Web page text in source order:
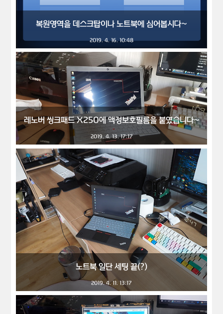
복원영역을 데스크탑이나 노트북에 심어봅시다~
2019. 4. 16. 10:48
레노버 씽크패드 X250에 액정보호필름을 붙였습니다~
2019. 4. 13. 17:17
노트북 일단 세팅 끝(?)
2019. 4. 11. 13:17